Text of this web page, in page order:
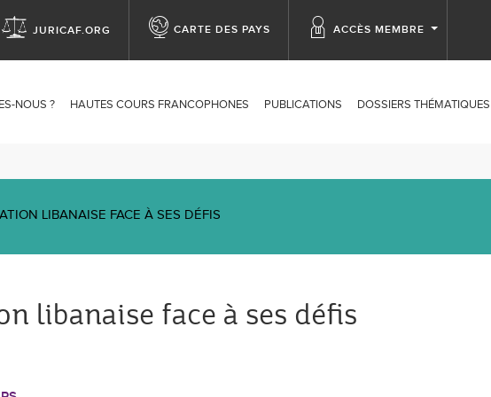
JURICAF.ORG CARTE DES PAYS ACCÈS MEMBRE
NOUS ? HAUTES COURS FRANCOPHONES PUBLICATIONS DOSSIERS THÉMATIQUES
LIBANAISE FACE À SES DÉFIS
libanaise face à ses défis